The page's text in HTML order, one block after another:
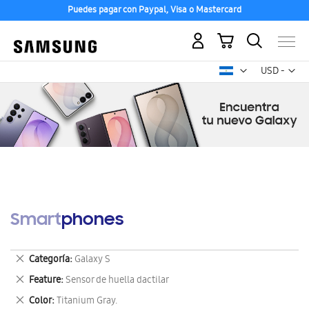
Puedes pagar con Paypal, Visa o Mastercard
USD -
dólar
Mi carrito
Smartphones
Categoría Galaxy S
Eliminar
este
artículo
Feature Sensor de huella dactilar
Eliminar
este
Color Titanium Gray.
Eliminar